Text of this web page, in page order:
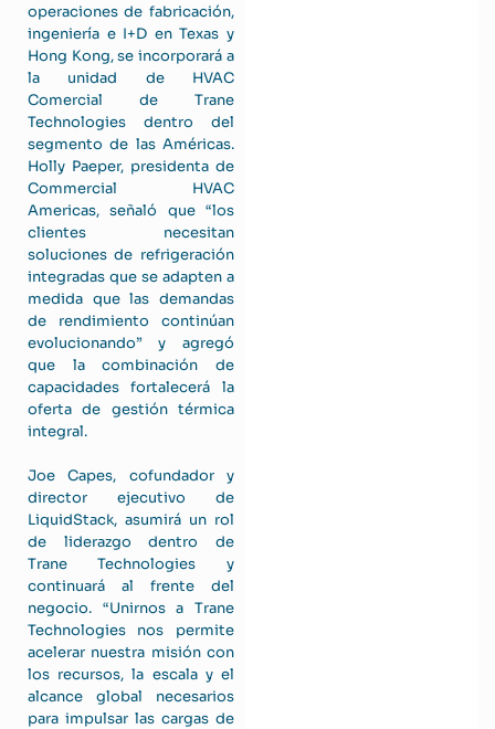
operaciones de fabricación,
ingeniería e I+D en Texas y
Hong Kong, se incorporará a
la unidad de HVAC
Comercial de Trane
Technologies dentro del
segmento de las Américas.
Holly Paeper, presidenta de
Commercial HVAC
Americas, señaló que “los
clientes necesitan
soluciones de refrigeración
integradas que se adapten a
medida que las demandas
de rendimiento continúan
evolucionando” y agregó
que la combinación de
capacidades fortalecerá la
oferta de gestión térmica
integral.
Joe Capes, cofundador y
director ejecutivo de
LiquidStack, asumirá un rol
de liderazgo dentro de
Trane Technologies y
continuará al frente del
negocio. “Unirnos a Trane
Technologies nos permite
acelerar nuestra misión con
los recursos, la escala y el
alcance global necesarios
para impulsar las cargas de